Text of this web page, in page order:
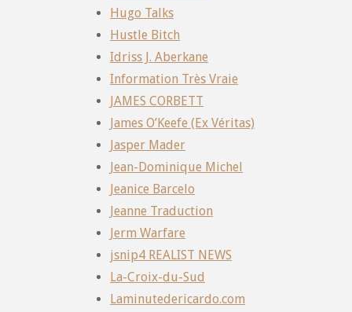
Hugo Talks
Hustle Bitch
Idriss J. Aberkane
Information Très Vraie
JAMES CORBETT
James O’Keefe (Ex Véritas)
Jasper Mader
Jean-Dominique Michel
Jeanice Barcelo
Jeanne Traduction
Jerm Warfare
jsnip4 REALIST NEWS
La-Croix-du-Sud
Laminutedericardo.com